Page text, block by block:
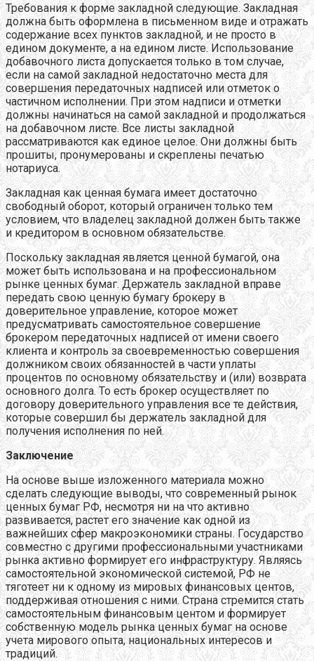
Требования к форме закладной следующие. Закладная
должна быть оформлена в письменном виде и отражать
содержание всех пунктов закладной, и не просто в
едином документе, а на едином листе. Использование
добавочного листа допускается только в том случае,
если на самой закладной недостаточно места для
совершения передаточных надписей или отметок о
частичном исполнении. При этом надписи и отметки
должны начинаться на самой закладной и продолжаться
на добавочном листе. Все листы закладной
рассматриваются как единое целое. Они должны быть
прошиты, пронумерованы и скреплены печатью
нотариуса.
Закладная как ценная бумага имеет достаточно
свободный оборот, который ограничен только тем
условием, что владелец закладной должен быть также
и кредитором в основном обязательстве.
Поскольку закладная является ценной бумагой, она
может быть использована и на профессиональном
рынке ценных бумаг. Держатель закладной вправе
передать свою ценную бумагу брокеру в
доверительное управление, которое может
предусматривать самостоятельное совершение
брокером передаточных надписей от имени своего
клиента и контроль за своевременностью совершения
должником своих обязанностей в части уплаты
процентов по основному обязательству и (или) возврата
основного долга. То есть брокер осуществляет по
договору доверительного управления все те действия,
которые совершил бы держатель закладной для
получения исполнения по ней.
Заключение
На основе выше изложенного материала можно
сделать следующие выводы, что современный рынок
ценных бумаг РФ, несмотря ни на что активно
развивается, растет его значение как одной из
важнейших сфер макроэкономики страны. Государство
совместно с другими профессиональными участниками
рынка активно формирует его инфраструктуру. Являясь
самостоятельной экономической системой, РФ не
тяготеет ни к одному из мировых финансовых центов,
поддерживая отношения с ними. Страна стремится стать
самостоятельным финансовым центом и формирует
собственную модель рынка ценных бумаг на основе
учета мирового опыта, национальных интересов и
традиций.